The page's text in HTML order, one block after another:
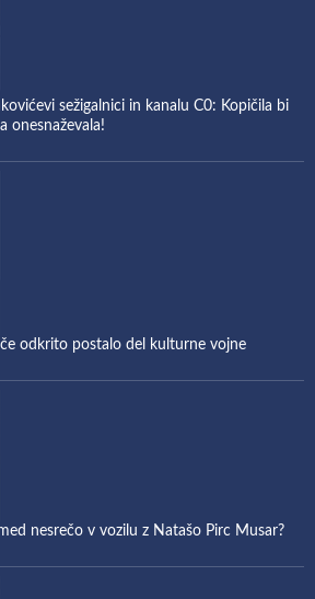
sežigalnici in kanalu C0: Kopičila bi
onesnaževala!
odkrito postalo del kulturne vojne
nesrečo v vozilu z Natašo Pirc Musar?